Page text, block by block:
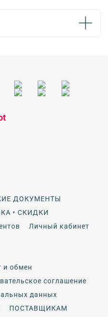
ДОКУМЕНТЫ
• СКИДКИ
Личный кабинет
и обмен
соглашение
данных
ПОСТАВЩИКАМ